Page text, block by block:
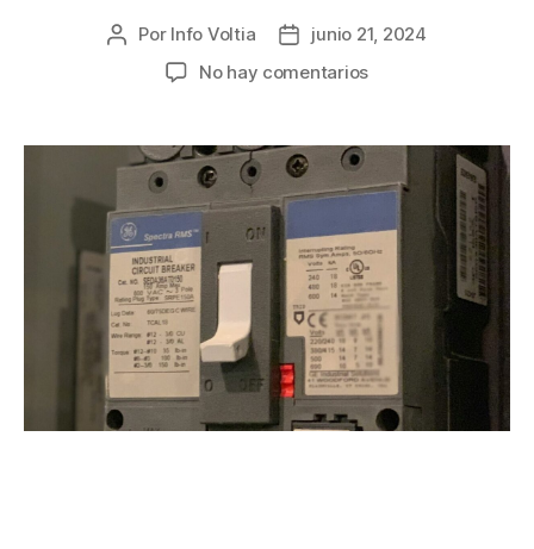
Por Info Voltia
junio 21, 2024
No hay comentarios